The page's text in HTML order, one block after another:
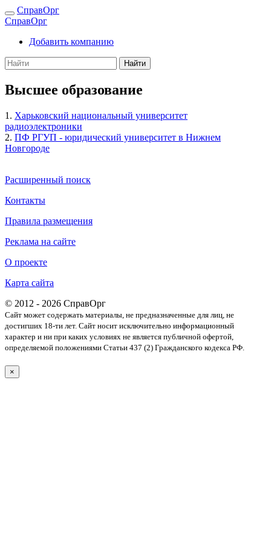
СправОрг
СправОрг
Добавить компанию
Найти
Высшее образование
1. Харьковский национальный университет
радиоэлектроники
2. ПФ РГУП - юридический университет в Нижнем
Новгороде
Расширенный поиск
Контакты
Правила размещения
Реклама на сайте
О проекте
Карта сайта
© 2012 - 2026 СправОрг
Сайт может содержать материалы, не предназначенные для лиц, не
достигших 18-ти лет. Cайт носит исключительно информационный
характер и ни при каких условиях не является публичной офертой,
определяемой положениями Статьи 437 (2) Гражданского кодекса РФ.
×